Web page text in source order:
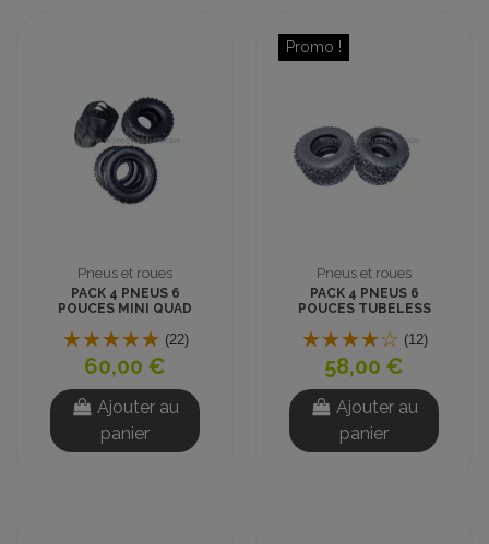
Pneus et roues
PACK 4 PNEUS 6
POUCES MINI QUAD
AIR
(22)
60,00 €
Ajouter au
panier
Promo !
Pneus et roues
PACK 4 PNEUS 6
POUCES TUBELESS
(12)
58,00 €
Ajouter au
panier